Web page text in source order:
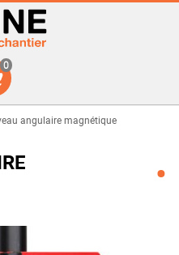
0
angulaire magnétique